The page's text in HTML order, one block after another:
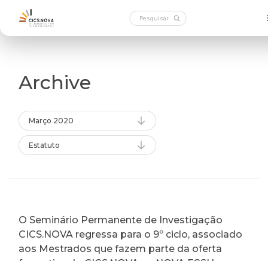
Archive
Março 2020
Estatuto
O Seminário Permanente de Investigação
CICS.NOVA regressa para o 9º ciclo, associado
aos Mestrados que fazem parte da oferta